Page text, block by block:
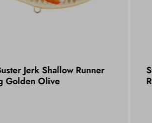
Jerk Shallow Runner
Golden Olive